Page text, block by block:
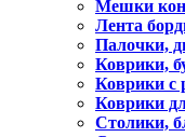
Мешки
Лента
Палочки,
Коврики,
Коврики с
Коврики
Столики,